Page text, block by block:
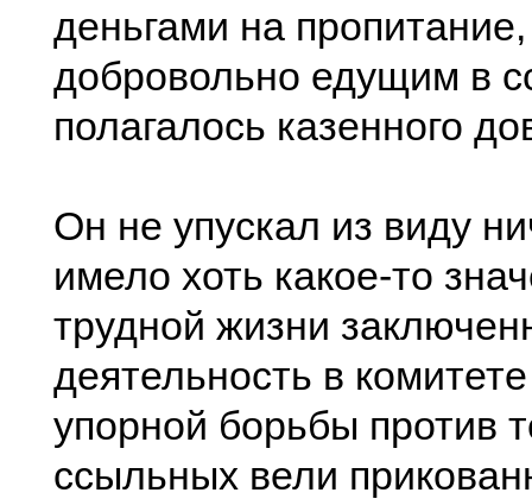
деньгами на пропитание,
добровольно едущим в
полагалось казенного
Он не упускал из виду
имело хоть какое-то
трудной жизни
деятельность в
упорной борьбы против
ссыльных вели